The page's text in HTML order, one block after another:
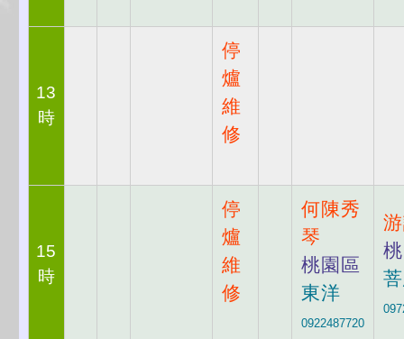
13
時
停
爐
維
修
15
時
停
爐
維
修
何陳秀
琴
桃園區
東洋
0922487720